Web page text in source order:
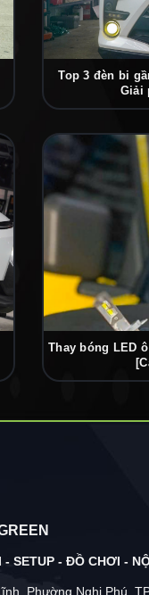
Top 3 đèn bi
Giải
Thay bóng LED
SETUP - ĐỒ CHƠI -
Phường Nghi Phú,